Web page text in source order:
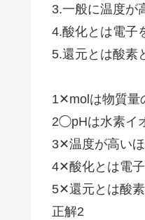
3.一般に温度が
4.酸化とは電子
5.還元とは酸素
1✕molは物質量
2◯pHは水素イ
3✕温度が高い
4✕酸化とは電
5✕還元とは酸
正解2